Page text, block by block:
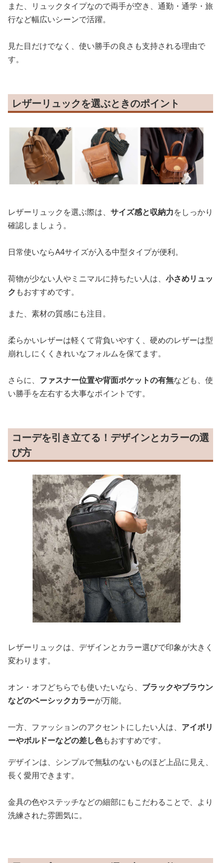
また、リュックタイプなので両手が空き、通勤・通学・旅
行など幅広いシーンで活躍。
見た目だけでなく、使い勝手の良さも支持される理由で
す。
レザーリュックを選ぶときのポイント
レザーリュックを選ぶ際は、 サイズ感と収納力をしっかり
確認しましょう。
日常使いならA4サイズが入る中型タイプが便利。
荷物が少ない人やミニマルに持ちたい人は、 小さめリュッ
ク もおすすめです。
また、素材の質感にも注目。
柔らかいレザーは軽くて背負いやすく、硬めのレザーは型
崩れしにくくきれいなフォルムを保てます。
さらに、 ファスナー位置や背面ポケットの有無なども、使
い勝手を左右する大事なポイントです。
コーデを引き立てる！デザインとカラーの選
び方
レザーリュックは、デザインとカラー選びで印象が大きく
変わります。
オン・オフどちらでも使いたいなら、 ブラックやブラウン
などのベーシックカラーが万能。
一方、ファッションのアクセントにしたい人は、 アイボリ
ーやボルドーなどの差し色もおすすめです。
デザインは、シンプルで無駄のないものほど上品に見え、
長く愛用できます。
金具の色やステッチなどの細部にもこだわることで、より
洗練された雰囲気に。